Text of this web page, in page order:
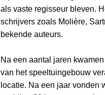
als vaste regisseur bleven.
schrijvers zoals Molière,
bekende auteurs.
Na een aantal jaren
van het speeltuingebouw
locatie. Na een jaar vonden